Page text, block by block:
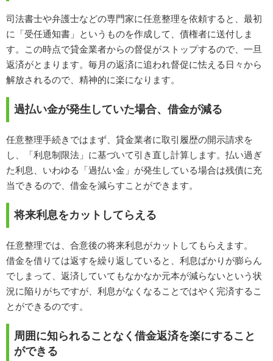
司法書士や弁護士などの専門家に任意整理を依頼すると、最初
に「受任通知書」というものを作成して、債権者に送付しま
す。この時点で貸金業者からの督促がストップするので、一旦
返済がとまります。毎月の返済に追われ督促に怯える日々から
解放されるので、精神的に楽になります。
過払い金が発生していた場合、借金が減る
任意整理手続きではまず、貸金業者に取引履歴の開示請求を
し、「利息制限法」に基づいて引き直し計算します。払い過ぎ
た利息、いわゆる「過払い金」が発生している場合は残債に充
当できるので、借金を減らすことができます。
将来利息をカットしてらえる
任意整理では、合意後の将来利息がカットしてもらえます。
借金を借りては返すを繰り返していると、利息ばかりが膨らん
でしまって、返済していてもなかなか元本が減らないという状
況に陥りがちですが、利息がなくなることではやく完済するこ
とができるのです。
周囲に知られることなく借金返済を楽にすること
ができる